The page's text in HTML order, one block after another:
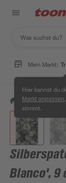
Mein Markt:
Hier kannst du
Markt anpassen
stimmt.
/ Garten &
Blanco', 9